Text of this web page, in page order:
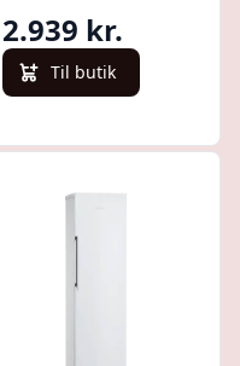
2.939 kr.
Til butik